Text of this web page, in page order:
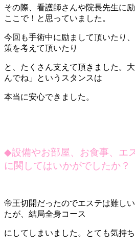
その際、看護師さんや院長先生に
ここで！と思っていました。
今回も手術中に励まして頂いたり
策を考えて頂いたり
と、たくさん支えて頂きました。
んでね」というスタンスは
本当に安心できました。
◆設備やお部屋、お食事、エ
に関してはいかがでしたか？
帝王切開だったのでエステは難し
たが、結局全身コース
にしてしまいました。とても気持ち